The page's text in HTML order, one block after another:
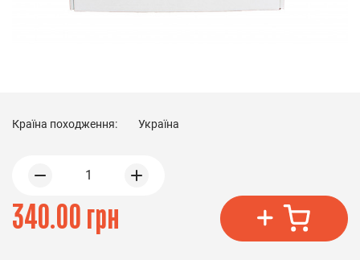
Країна походження: Україна
1
340.00 грн